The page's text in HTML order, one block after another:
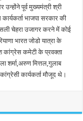
पूर्व मुख्यमंत्री श्री
भाजपा सरकार की
चेहरा उजागर करने में कोई
भारत जोडो यात्रा के
कांग्रेस कमेटी के प्रवक्ता
शर्मा,अरुण मित्तल,गुलाब
कार्यकर्ता मौजूद थे।